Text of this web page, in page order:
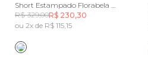
Short Estampado Florabela Rosa
R$ 329,00R$ 230,30
ou 2x de R$ 115,15